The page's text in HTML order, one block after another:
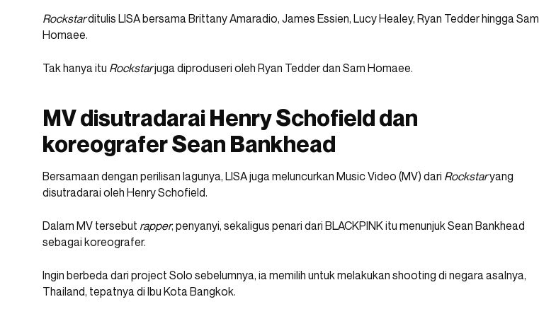
Rockstarditulis LISA bersama Brittany Amaradio, James Essien, Lucy Healey, Ryan Tedder hingga Sam
Homaee.
Tak hanya itu Rockstarjuga diproduseri oleh Ryan Tedder dan Sam Homaee.
MV disutradarai Henry Schofield dan
koreografer Sean Bankhead
Bersamaan dengan perilisan lagunya, LISA juga meluncurkan Music Video (MV) dari Rockstaryang
disutradarai oleh Henry Schofield.
Dalam MV tersebut rapper, penyanyi, sekaligus penari dari BLACKPINK itu menunjuk Sean Bankhead
sebagai koreografer.
Ingin berbeda dari project Solo sebelumnya, ia memilih untuk melakukan shooting di negara asalnya,
Thailand, tepatnya di Ibu Kota Bangkok.